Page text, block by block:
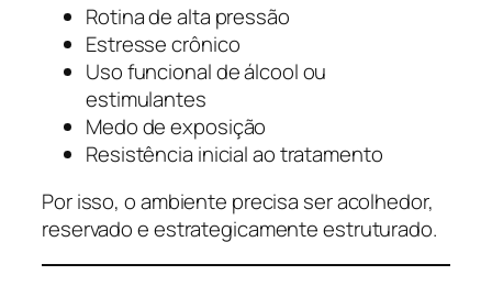
Rotina de alta pressão
Estresse crônico
Uso funcional de álcool ou
estimulantes
Medo de exposição
Resistência inicial ao tratamento
Por isso, o ambiente precisa ser acolhedor,
reservado e estrategicamente estruturado.